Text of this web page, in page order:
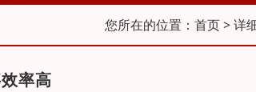
您所在的位置： 首页> 详
率高